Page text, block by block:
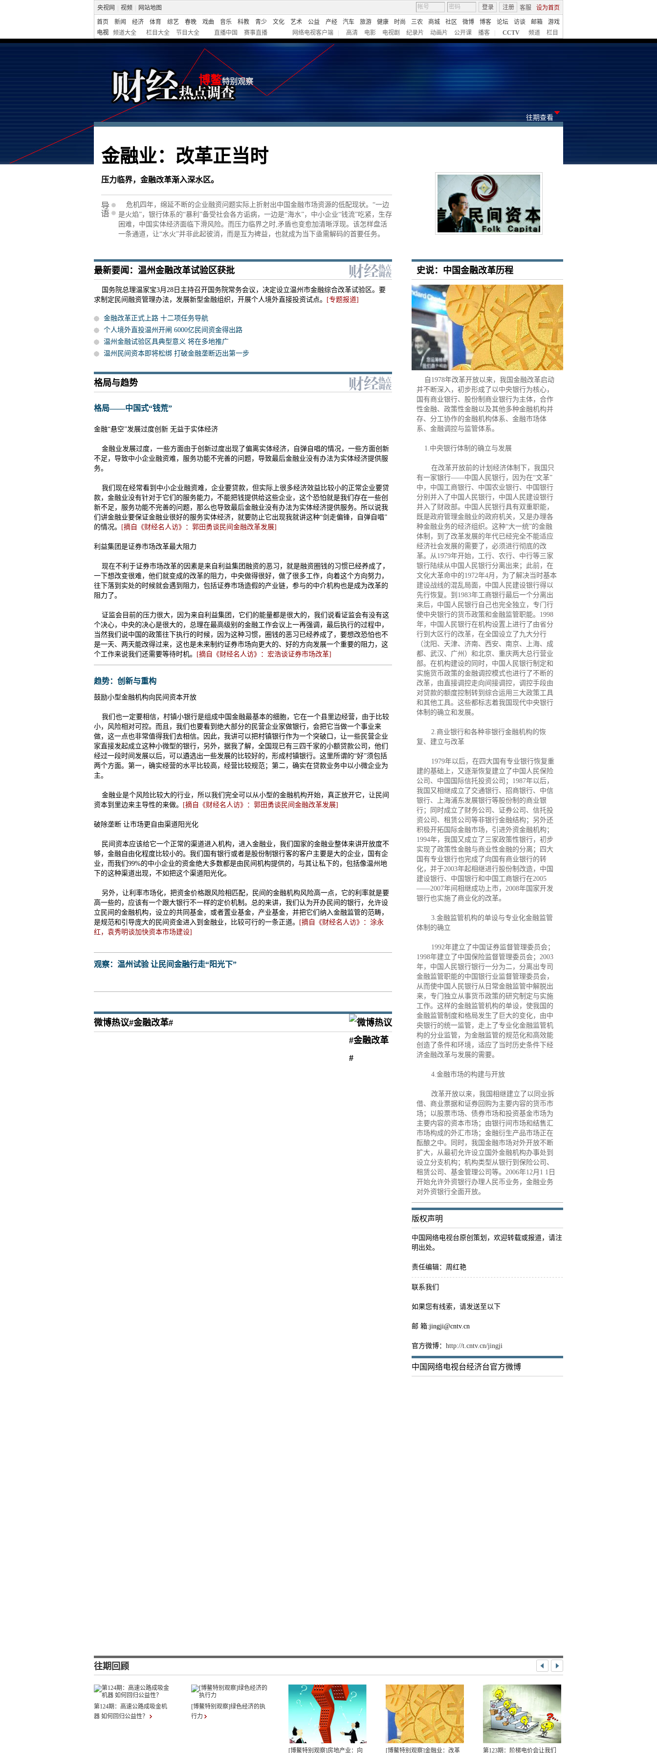
央视网 视频 网站地图 客服 设为首页
登录 注册
首页 新闻 经济 体育 综艺 春晚 戏曲 音乐 科教 青少 文化 艺术 公益 产经 汽车 旅游 健康 时尚 三农 商城 社区 微博 博客 论坛 访谈 邮箱
游戏
电视
频道大全 栏目大全 节目大全 直播中国 赛事直播 网络电视客户端 高清 电影 电视剧 纪录片 动画片 公开课 播客 CCTV 频道 栏目
博鳌特别观察
往期查看
金融业：改革正当时
压力临界，金融改革渐入深水区。
危机四年，绵延不断的企业融资问题实际上折射出中国金融市场资源的低配现状。“一边
是火焰”，银行体系的“暴利”备受社会各方诟病，一边是“海水”，中小企业“钱流”吃紧，生存
困难，中国实体经济面临下滑风险。而压力临界之时,矛盾也变愈加清晰浮现。该怎样盘活
一条通道，让“水火”并非此起彼消，而是互为裨益，也就成为当下亟需解码的首要任务。
最新要闻：温州金融改革试验区获批
国务院总理温家宝3月28日主持召开国务院常务会议，决定设立温州市金融综合改革试验区。要
求制定民间融资管理办法，发展新型金融组织，开展个人境外直接投资试点。
[专题报道]
金融改革正式上路 十二项任务导航
个人境外直投温州开闸 6000亿民间资金得出路
温州金融试验区具典型意义 将在多地推广
温州民间资本即将松绑 打破金融垄断迈出第一步
格局与趋势
格局——中国式“钱荒”
金融“悬空”发展过度创新 无益于实体经济
金融业发展过度，一些方面由于创新过度出现了偏离实体经济，自弹自唱的情况，一些方面创新
不足，导致中小企业融资难，服务功能不完善的问题，导致最后金融业没有办法为实体经济提供服
务。
我们现在经常看到中小企业融资难，企业要贷款，但实际上很多经济效益比较小的正常企业要贷
款，金融业没有针对于它们的服务能力，不能把钱提供给这些企业，这个恐怕就是我们存在一些创
新不足，服务功能不完善的问题，那么也导致最后金融业没有办法为实体经济提供服务。所以说我
们讲金融业要保证金融业很好的服务实体经济，就要防止它出现我就讲这种“剑走偏锋，自弹自唱”
的情况。
[摘自《财经名人访》：郭田勇谈民间金融改革发展]
利益集团是证券市场改革最大阻力
现在不利于证券市场改革的因素是来自利益集团融资的恶习，就是融资圈钱的习惯已经养成了，
一下想改变很难，他们就变成的改革的阻力，中央做得很好，做了很多工作，向着这个方向努力，
往下落到实处的时候就会遇到阻力，包括证券市场造假的产业链，参与的中介机构也是成为改革的
阻力了。
证监会目前的压力很大，因为来自利益集团，它们的能量都是很大的，我们说看证监会有没有这
个决心，中央的决心是很大的，总理在最高级别的金融工作会议上一再强调，最后执行的过程中，
当然我们说中国的政策往下执行的时候，因为这种习惯，圈钱的恶习已经养成了，要想改恐怕也不
是一天、两天能改得过来，这也是未来制约证券市场向更大的、好的方向发展一个重要的阻力，这
个工作来说我们还需要等待时机。
[摘自《财经名人访》：宏浩谈证券市场改革]
趋势：创新与重构
鼓励小型金融机构向民间资本开放
我们也一定要相信，村镇小银行是组成中国金融最基本的细胞，它在一个县里边经营，由于比较
小，风险相对可控。而且，我们也要看到绝大部分的民营企业家做银行，会把它当做一个事业来
做，这一点也非常值得我们去相信。因此，我讲可以把村镇银行作为一个突破口，让一些民营企业
家直接发起成立这种小微型的银行，另外，据我了解，全国现已有三四千家的小额贷款公司，他们
经过一段时间发展以后，可以遴选出一些发展的比较好的，形成村镇银行。这里所谓的“好”须包括
两个方面。第一，确实经营的水平比较高，经营比较规范；第二，确实在贷款业务中以小微企业为
主。
金融业是个风险比较大的行业，所以我们完全可以从小型的金融机构开始，真正放开它，让民间
资本到里边来主导性的来做。
[摘自《财经名人访》：郭田勇谈民间金融改革发展]
破除垄断 让市场更自由渠道阳光化
民间资本应该给它一个正常的渠道进入机构，进入金融业，我们国家的金融业整体来讲开放度不
够，金融自由化程度比较小的。我们国有银行或者是股份制银行客的客户主要是大的企业，国有企
业，而我们99%的中小企业的资金绝大多数都是由民间机构提供的，与其让私下的，包括像温州地
下的这种渠道出现，不如把这个渠道阳光化。
另外，让利率市场化，把资金价格跟风险相匹配，民间的金融机构风险高一点，它的利率就是要
高一些的，应该有一个跟大银行不一样的定价机制。总的来讲，我们认为开办民间的银行，允许设
立民间的金融机构，设立的共同基金，或者置业基金，产业基金，并把它们纳入金融监管的范畴，
是规范和引导庞大的民间资金进入到金融业，比较可行的一条正道。
[摘自《财经名人访》：涂永
红，袁秀明谈加快资本市场建设]
观察：温州试验 让民间金融行走“阳光下”
微博热议#金融改革#
史说：中国金融改革历程
自1978年改革开放以来，我国金融改革启动
并不断深入，初步形成了以中央银行为核心，
国有商业银行、股份制商业银行为主体，合作
性金融、政策性金融以及其他多种金融机构并
存、分工协作的金融机构体系、金融市场体
系、金融调控与监管体系。
1.中央银行体制的确立与发展
在改革开放前的计划经济体制下，我国只
有一家银行——中国人民银行，因为在“文革”
中，中国工商银行、中国农业银行、中国银行
分别并入了中国人民银行，中国人民建设银行
并入了财政部。中国人民银行具有双重职能，
既是政府管理金融业的政府机关，又是办理各
种金融业务的经济组织。这种“大一统”的金融
体制，到了改革发展的年代已经完全不能适应
经济社会发展的需要了，必须进行彻底的改
革。从1979年开始，工行、农行、中行等三家
银行陆续从中国人民银行分离出来；此前，在
文化大革命中的1972年4月，为了解决当时基本
建设战线的混乱局面，中国人民建设银行得以
先行恢复。到1983年工商银行最后一个分离出
来后，中国人民银行自己也完全独立，专门行
使中央银行的货币政策和金融监管职能。1998
年，中国人民银行在机构设置上进行了由省分
行到大区行的改革，在全国设立了九大分行
（沈阳、天津、济南、西安、南京、上海、成
都、武汉、广州）和北京、重庆两大总行营业
部。在机构建设的同时，中国人民银行制定和
实施货币政策的金融调控模式也进行了不断的
改革，由直接调控走向间接调控，调控手段由
对贷款的额度控制转到综合运用三大政策工具
和其他工具。这些都标志着我国现代中央银行
体制的确立和发展。
2.商业银行和各种非银行金融机构的恢
复、建立与改革
1979年以后，在四大国有专业银行恢复重
建的基础上，又逐渐恢复建立了中国人民保险
公司、中国国际信托投资公司；1987年以后，
我国又相继成立了交通银行、招商银行、中信
银行、上海浦东发展银行等股份制的商业银
行；同时成立了财务公司、证券公司、信托投
资公司、租赁公司等非银行金融结构；另外还
积极开拓国际金融市场，引进外资金融机构；
1994年，我国又成立了三家政策性银行，初步
实现了政策性金融与商业性金融的分离；四大
国有专业银行也完成了向国有商业银行的转
化，并于2003年起相继进行股份制改造，中国
建设银行、中国银行和中国工商银行在2005
——2007年间相继成功上市，2008年国家开发
银行也实施了商业化的改革。
3.金融监管机构的单设与专业化金融监管
体制的确立
1992年建立了中国证券监督管理委员会；
1998年建立了中国保险监督管理委员会；2003
年，中国人民银行银行一分为二，分离出专司
金融监管职能的中国银行业监督管理委员会，
从而使中国人民银行从日常金融监管中解脱出
来，专门独立从事货币政策的研究制定与实施
工作。这样的金融监管机构的单设，使我国的
金融监管制度和格局发生了巨大的变化，由中
央银行的统一监管，走上了专业化金融监管机
构的分业监管，为金融监管的规范化和高效能
创造了条件和环境，适应了当时历史条件下经
济金融改革与发展的需要。
4.金融市场的构建与开放
改革开放以来，我国相继建立了以同业拆
借、商业票据和证券回购为主要内容的货币市
场；以股票市场、债券市场和投资基金市场为
主要内容的资本市场；由银行间市场和结售汇
市场构成的外汇市场；金融衍生产品市场正在
酝酿之中。同时，我国金融市场对外开放不断
扩大，从最初允许设立国外金融机构办事处到
设立分支机构；机构类型从银行到保险公司、
租赁公司、基金管理公司等。2006年12月1 1日
开始允许外资银行办理人民币业务，金融业务
对外资银行全面开放。
版权声明
中国网络电视台原创策划，欢迎转载或报道，请注
明出处。
责任编辑：周红艳
联系我们
如果您有线索，请发送至以下
邮 箱:jingji@cntv.cn
官方微博： http://t.cntv.cn/jingji
中国网络电视台经济台官方微博
往期回顾
第124期：高速公路成吸金机
器 如何回归公益性？
[博鳌特别观察]绿色经济的执
行力
[博鳌特别观察]房地产业：向 [博鳌特别观察]金融业：改革 第123期：阶梯电价会让我们